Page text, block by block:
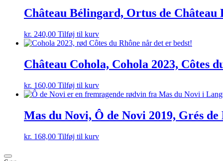
Château Bélingard, Ortus de Château
kr. 240,00 Tilføj til kurv
Château Cohola, Cohola 2023, Côtes
kr. 160,00 Tilføj til kurv
Mas du Novi, Ô de Novi 2019, Grés
kr. 168,00 Tilføj til kurv